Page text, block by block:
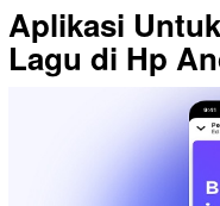
Aplikasi
Lagu di Hp